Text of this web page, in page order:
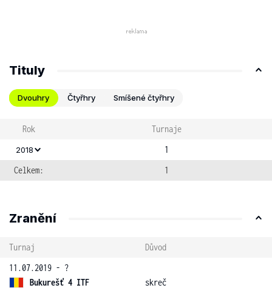
Tituly
Dvouhry Čtyřhry Smíšené čtyřhry
Rok Turnaje
2018
1
Celkem:
1
Zranění
Turnaj
Důvod
11.07.2019 - ?
Bukurešť 4 ITF
skreč